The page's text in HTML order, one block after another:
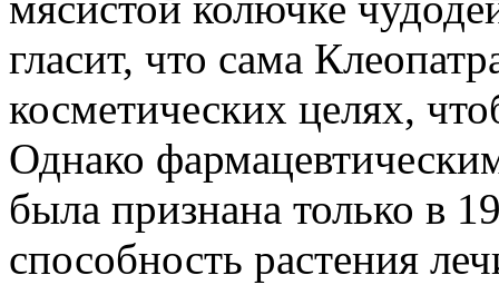
гласит, что сама
косметических целях,
Однако
была признана только в
способность растения